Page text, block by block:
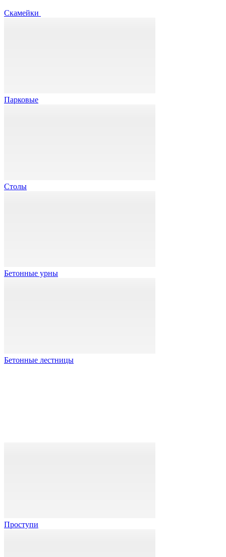
Скамейки
Парковые
Столы
Бетонные урны
Бетонные лестницы
Проступи